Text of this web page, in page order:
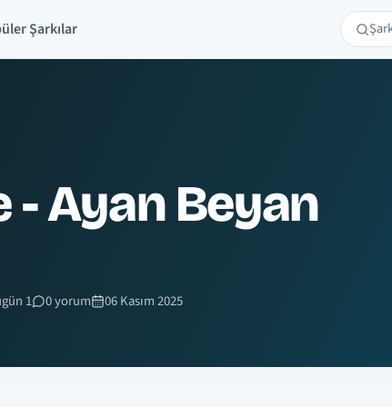
Şarkılar Ara
- Ayan Beyan
1 0 yorum 06 Kasım 2025